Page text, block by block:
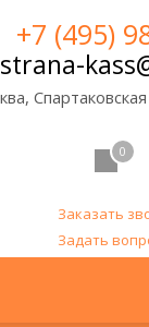
+7 (495)
strana-
0
Заказать
Задать